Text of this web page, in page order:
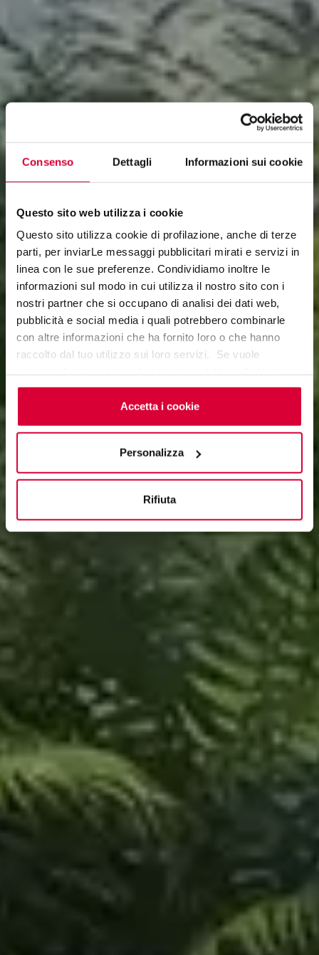
Consenso Dettagli Informazioni sui cookie
Questo sito web utilizza i cookie
Questo sito utilizza cookie di profilazione, anche di terze
parti, per inviarLe messaggi pubblicitari mirati e servizi in
linea con le sue preferenze. Condividiamo inoltre le
informazioni sul modo in cui utilizza il nostro sito con i
nostri partner che si occupano di analisi dei dati web,
pubblicità e social media i quali potrebbero combinarle
con altre informazioni che ha fornito loro o che hanno
raccolto dal tuo utilizzo sui loro servizi. Se vuole
cookieclicchi qui. Il consenso può essere espresso
cliccando sul tasto “Accetta i cookie”. Se non vuole i
cookie di profilazione può negare il consenso sul tasto
Accetta i cookie
Personalizza
Rifiuta
PERCORSI EXTRA